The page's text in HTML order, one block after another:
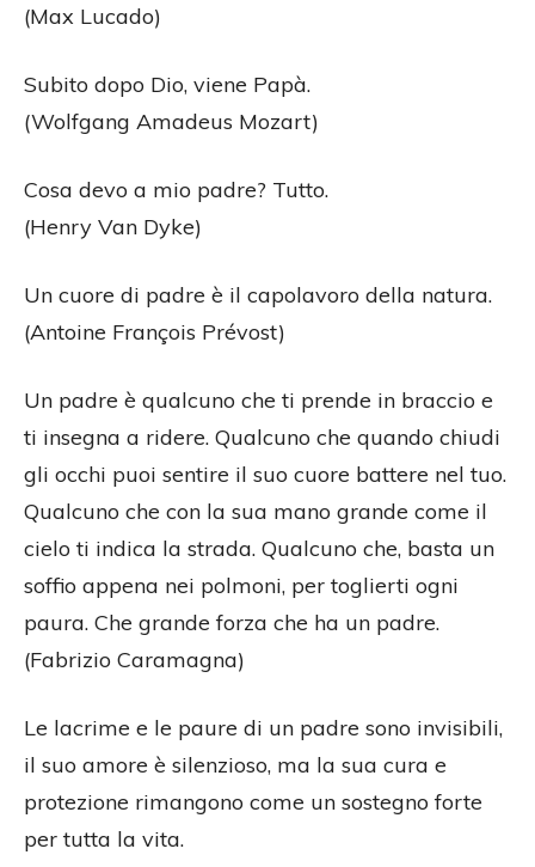
(Max Lucado)
Subito dopo Dio, viene Papà.
(Wolfgang Amadeus Mozart)
Cosa devo a mio padre? Tutto.
(Henry Van Dyke)
Un cuore di padre è il capolavoro della natura.
(Antoine François Prévost)
Un padre è qualcuno che ti prende in braccio e
ti insegna a ridere. Qualcuno che quando chiudi
gli occhi puoi sentire il suo cuore battere nel tuo.
Qualcuno che con la sua mano grande come il
cielo ti indica la strada. Qualcuno che, basta un
soffio appena nei polmoni, per toglierti ogni
paura. Che grande forza che ha un padre.
(Fabrizio Caramagna)
Le lacrime e le paure di un padre sono invisibili,
il suo amore è silenzioso, ma la sua cura e
protezione rimangono come un sostegno forte
per tutta la vita.